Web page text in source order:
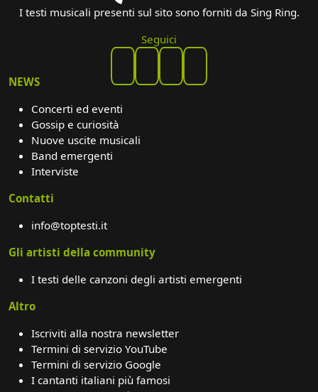
I testi musicali presenti sul sito sono forniti da Sing Ring.
Seguici
NEWS
Concerti ed eventi
Gossip e curiosità
Nuove uscite musicali
Band emergenti
Interviste
Contatti
info@toptesti.it
Gli artisti della community
I testi delle canzoni degli artisti emergenti
Altro
Iscriviti alla nostra newsletter
Termini di servizio YouTube
Termini di servizio Google
I cantanti italiani più famosi